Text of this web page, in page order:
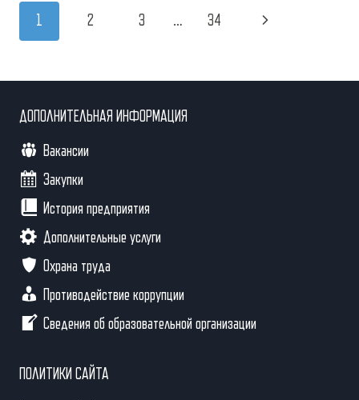
Навигация
страницам
1 2 3 … 34 Следующая
ДОПОЛНИТЕЛЬНАЯ ИНФОРМАЦИЯ
Вакансии
Закупки
История предприятия
Дополнительные услуги
Охрана труда
Противодействие коррупции
Сведения об образовательной организации
ПОЛИТИКИ САЙТА